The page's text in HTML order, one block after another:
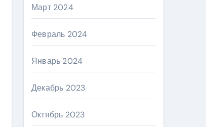
Март 2024
Февраль 2024
Январь 2024
Декабрь 2023
Октябрь 2023